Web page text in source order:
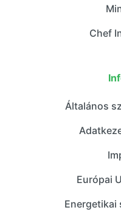
Chef
Általános
Európai